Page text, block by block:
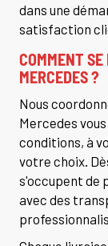
dans une
satisfaction
COMMENT
MERCEDES ?
Nous
Mercedes
conditions, à
votre choix.
s'occupent de
avec des